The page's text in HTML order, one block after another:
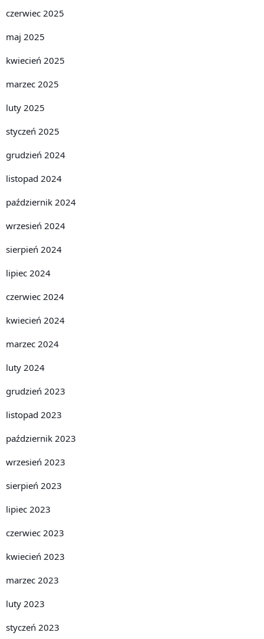
czerwiec 2025
maj 2025
kwiecień 2025
marzec 2025
luty 2025
styczeń 2025
grudzień 2024
listopad 2024
październik 2024
wrzesień 2024
sierpień 2024
lipiec 2024
czerwiec 2024
kwiecień 2024
marzec 2024
luty 2024
grudzień 2023
listopad 2023
październik 2023
wrzesień 2023
sierpień 2023
lipiec 2023
czerwiec 2023
kwiecień 2023
marzec 2023
luty 2023
styczeń 2023